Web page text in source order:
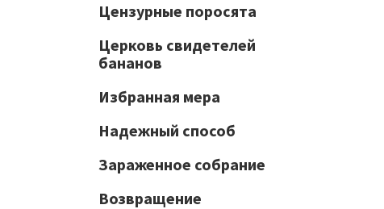
Цензурные поросята
Церковь свидетелей
бананов
Избранная мера
Надежный способ
Зараженное собрание
Возвращение